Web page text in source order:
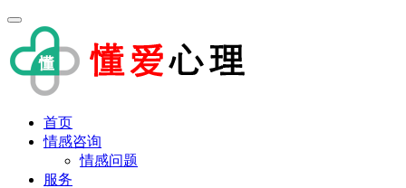
首页
情感咨询
情感问题
服务